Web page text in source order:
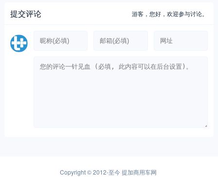
提交评论 游客，您好，欢迎参与讨论。
Copyright © 2012-至今提加商用车网